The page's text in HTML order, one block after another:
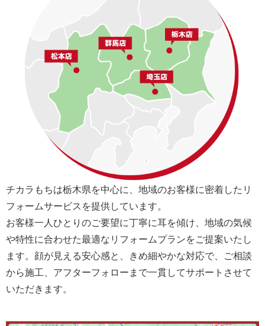
チカラもちは栃木県を中心に、地域のお客様に密着したリ
フォームサービスを提供しています。
お客様一人ひとりのご要望に丁寧に耳を傾け、地域の気候
や特性に合わせた最適なリフォームプランをご提案いたし
ます。顔が見える安心感と、きめ細やかな対応で、ご相談
から施工、アフターフォローまで一貫してサポートさせて
いただきます。